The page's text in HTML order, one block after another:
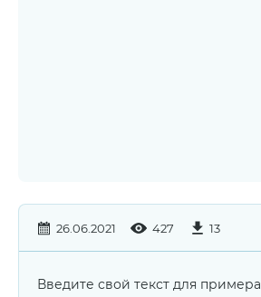
26.06.2021 427 13
Введите свой текст для примера